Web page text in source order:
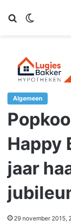
Zoeken
Algemeen
Happy
jaar
29 november 2015,